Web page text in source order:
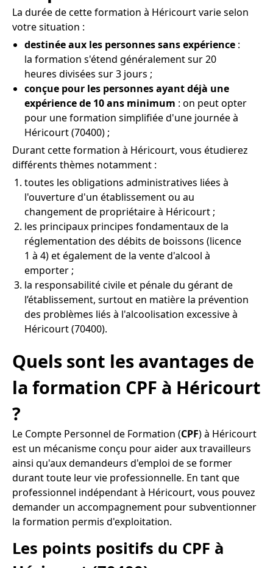
La durée de cette formation à Héricourt varie selon
votre situation :
destinée aux les personnes sans expérience :
la formation s'étend généralement sur 20
heures divisées sur 3 jours ;
conçue pour les personnes ayant déjà une
expérience de 10 ans minimum : on peut opter
pour une formation simplifiée d'une journée à
Héricourt (70400) ;
Durant cette formation à Héricourt, vous étudierez
différents thèmes notamment :
toutes les obligations administratives liées à
l'ouverture d'un établissement ou au
changement de propriétaire à Héricourt ;
les principaux principes fondamentaux de la
réglementation des débits de boissons (licence
1 à 4) et également de la vente d'alcool à
emporter ;
la responsabilité civile et pénale du gérant de
l’établissement, surtout en matière la prévention
des problèmes liés à l'alcoolisation excessive à
Héricourt (70400).
Quels sont les avantages de
la formation CPF à Héricourt
?
Le Compte Personnel de Formation (CPF) à Héricourt
est un mécanisme conçu pour aider aux travailleurs
ainsi qu'aux demandeurs d'emploi de se former
durant toute leur vie professionnelle. En tant que
professionnel indépendant à Héricourt, vous pouvez
demander un accompagnement pour subventionner
la formation permis d'exploitation.
Les points positifs du CPF à